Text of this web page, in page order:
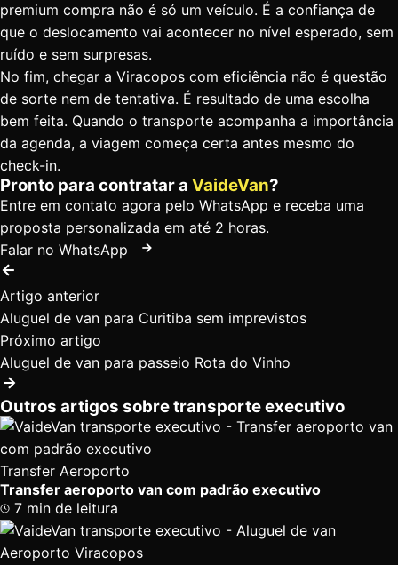
premium compra não é só um veículo. É a confiança de
que o deslocamento vai acontecer no nível esperado, sem
ruído e sem surpresas.
No fim, chegar a Viracopos com eficiência não é questão
de sorte nem de tentativa. É resultado de uma escolha
bem feita. Quando o transporte acompanha a importância
da agenda, a viagem começa certa antes mesmo do
check-in.
Pronto para contratar a VaideVan?
Entre em contato agora pelo WhatsApp e receba uma
proposta personalizada em até 2 horas.
Falar no WhatsApp
Artigo anterior
Aluguel de van para Curitiba sem imprevistos
Próximo artigo
Aluguel de van para passeio Rota do Vinho
Outros artigos sobre transporte executivo
Transfer Aeroporto
Transfer aeroporto van com padrão executivo
7 min de leitura